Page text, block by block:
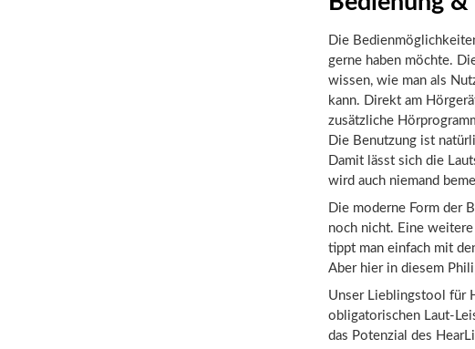
Die
gerne haben möchte.
wissen, wie man als
kann. Direkt am
zusätzliche
Die Benutzung ist
Damit lässt sich die
wird auch niemand
Die moderne Form der
noch nicht. Eine
tippt man einfach mit
Aber hier in diesem
Unser Lieblingstool für
obligatorischen Laut-
das Potenzial des